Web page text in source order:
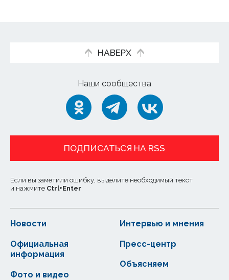
НАВЕРХ
Наши сообщества
ПОДПИСАТЬСЯ НА RSS
Если вы заметили ошибку, выделите необходимый текст
и нажмите Ctrl+Enter
Новости
Официальная
информация
Интервью и мнения
Фото и видео
Пресс-центр
Объясняем